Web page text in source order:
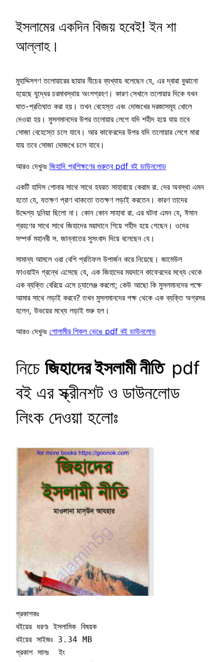
ইসলামের একদিন বিজয় হবেই! ইন শা
আল্লাহ।
মুহাদ্দিসগণ তলোয়ারের ছায়ার নীচের ব্যখ্যায় বলেছেন যে, এর দ্বারা বুঝানো
হয়েছে যুদ্ধের চরমাবস্থায় অংশগ্রহণ। কারণ সেখানে তলোয়ার দিকে যখন
ঘাত-প্রতিঘাত করা হয়। তখন বেহেস্ত এবং দোজখের দরজাসমূহ খোলে
দেওয়া হয়। মুসলমানদের উপর তলোয়ার লেগে যদি শহীদ হয়ে যায় তবে
সোজা বেহেস্তে চলে যাবে। আর কাফেরদের উপর যদি তলোয়ার লেগে মারা
যায় তবে সোজা দোজখে চলে যাবে।
আরও দেখুনঃ জিহাদি প্রশিক্ষণের গুরুত্ব pdf বই ডাউনলোড
একটি হাদিস শোনার সাথে সাথে হযরত সাহাবায়ে কেরাম রা. দের অবস্থা এমন
হতো যে, যতক্ষণ প্রাণ থাকতো ততক্ষণ লড়াই করতেন। কারণ তাদের
উদ্দেশ্য দুনিয়া ছিলো না। কোন কোন সাহাবা রা. এর ঘটনা এমন যে, ঈমান
গ্রহণের সাথে সাথে জিহাদের ময়াদানে গিয়ে শহীদ হয়ে গেছেন। ওদের
সম্পর্ক মহানবী স. জান্নাতের সুসংবাদ দিয়ে বলেছেন যে।
সামান্য আমলে ওরা বেশি প্রতিফল উপার্জন করে নিয়েছে। জামেউল
ফাওয়াইদ গ্রন্থে এসেছে যে, এক জিহাদের ময়দানে কাফেরদের মধ্যে থেকে
এক ব্যক্তি বেরিয়ে এসে চ্যালেঞ্জ করলো; কেউ আছো কি মুসলমানদের পক্ষে
আমার সাথে লড়াই করবে? তখন মুসলমানদের পক্ষ থেকে এক ব্যক্তি অগ্রসর
হলেন, উভয়ের মধ্যে লড়াই শুরু হল।
আরও দেখুনঃ গোলামীর শিকল ভেঙে pdf বই ডাউনলোড
নিচে জিহাদের ইসলামী নীতি pdf
বই এর স্ক্রীনশট ও ডাউনলোড
লিংক দেওয়া হলোঃ
প্রকাশকঃ
বইয়ের ধরণঃ ইসলামিক বিষয়ক
বইয়ের সাইজঃ 3.34 MB
প্রকাশ সালঃ  ইং